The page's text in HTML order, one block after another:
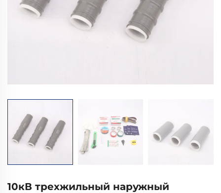
10кВ трехжильный наружный